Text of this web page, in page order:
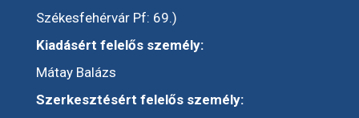
Székesfehérvár Pf: 69.)
Kiadásért felelős személy:
Mátay Balázs
Szerkesztésért felelős személy: